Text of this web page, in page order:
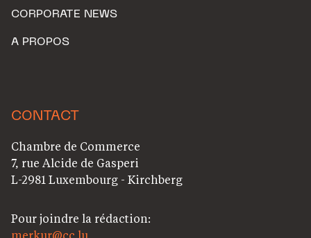
CORPORATE NEWS
A PROPOS
CONTACT
Chambre de Commerce
7, rue Alcide de Gasperi
L-2981 Luxembourg - Kirchberg
Pour joindre la rédaction: